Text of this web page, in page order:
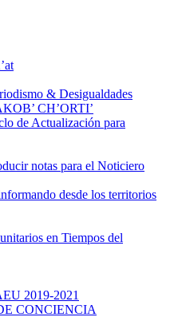
& Desigualdades
CH’ORTI’
de Actualización para
notas para el Noticiero
desde los territorios
en Tiempos del
2019-2021
CONCIENCIA